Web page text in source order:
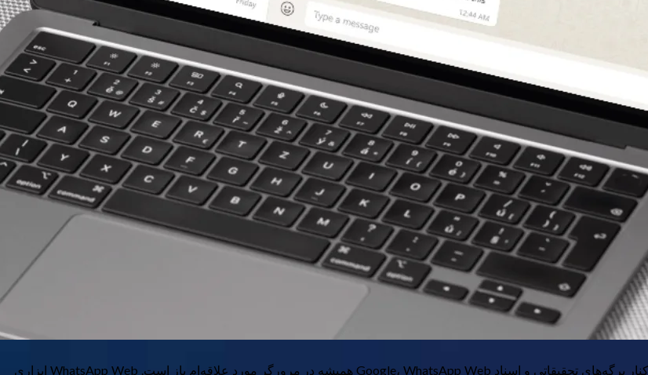
به عنوان نویسنده و ویراستار تکنولوژی، تقریباً همیشه به لپ‌تاپم چسبیده‌ام. در کنار برگه‌های تحقیقاتی و اسناد Google، WhatsApp Web همیشه در مرورگر مورد علاقه‌ام باز است. WhatsApp Web ابزاری